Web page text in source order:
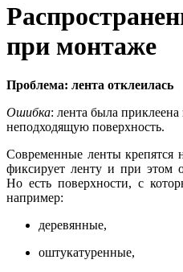
при монтаже
Проблема: лента отклеилась
Ошибка: лента была
неподходящую поверхность.
Современные ленты крепятся
фиксирует ленту и при этом
Но есть поверхности, с
например:
деревянные,
оштукатуренные,